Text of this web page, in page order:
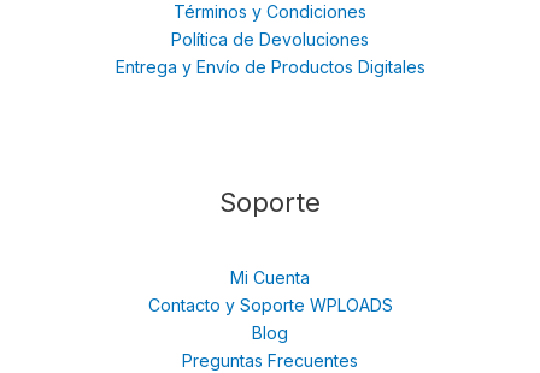
Términos y Condiciones
Política de Devoluciones
Entrega y Envío de Productos Digitales
Soporte
Mi Cuenta
Contacto y Soporte WPLOADS
Blog
Preguntas Frecuentes